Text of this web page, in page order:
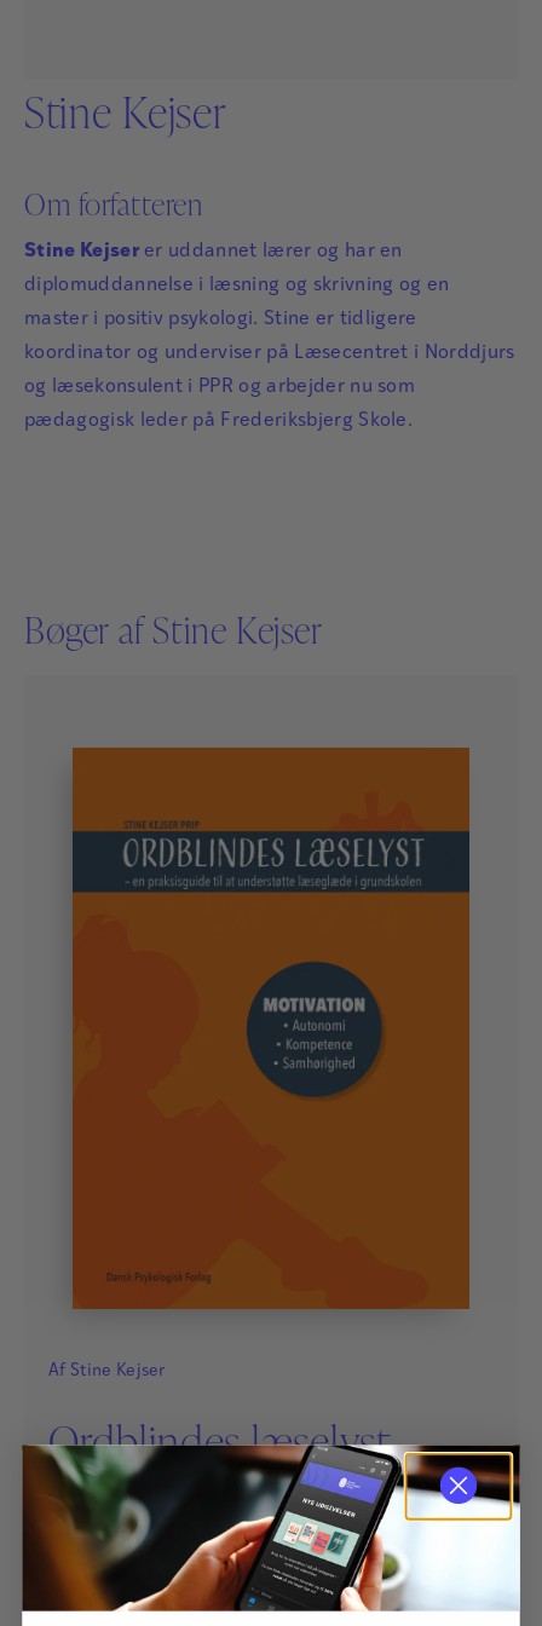
Stine Kejser
Om forfatteren
Stine Kejser er uddannet lærer og har en
diplomuddannelse i læsning og skrivning og en
master i positiv psykologi. Stine er tidligere
koordinator og underviser på Læsecentret i Norddjurs
og læsekonsulent i PPR og arbejder nu som
pædagogisk leder på Frederiksbjerg Skole.
Bøger af Stine Kejser
Af Stine Kejser
Ordblindes læselyst
Inspiration og konkrete redskaber til at skabe grobund
for ordblinde elevers læselyst, så de selv vælger at læse
300,00kr.